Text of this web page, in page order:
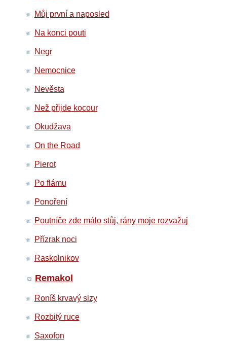
Můj první a naposled
Na konci pouti
Negr
Nemocnice
Nevěsta
Než přijde kocour
Okudžava
On the Road
Pierot
Po flámu
Ponoření
Poutníče zde málo stůj, rány moje rozvažuj
Přízrak noci
Raskolnikov
Remakol
Roníš krvavý slzy
Rozbitý ruce
Saxofon